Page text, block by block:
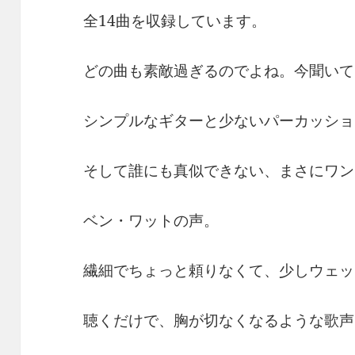
全14曲を収録しています。
どの曲も素敵過ぎるのでよね。今聞い
シンプルなギターと少ないパーカッシ
そして誰にも真似できない、まさにワ
ベン・ワットの声。
繊細でちょっと頼りなくて、少しウェ
聴くだけで、胸が切なくなるような歌